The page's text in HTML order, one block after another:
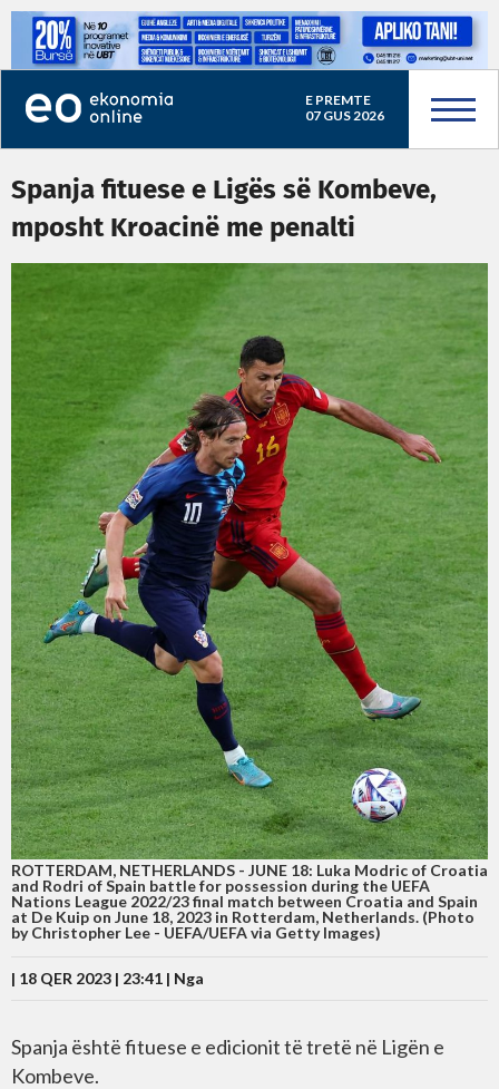
E PREMTE
07 GUS 2026
Spanja fituese e Ligës së Kombeve,
mposht Kroacinë me penalti
ROTTERDAM, NETHERLANDS - JUNE 18: Luka Modric of Croatia
and Rodri of Spain battle for possession during the UEFA
Nations League 2022/23 final match between Croatia and Spain
at De Kuip on June 18, 2023 in Rotterdam, Netherlands. (Photo
by Christopher Lee - UEFA/UEFA via Getty Images)
| 18 QER 2023 | 23:41 | Nga
Spanja është fituese e edicionit të tretë në Ligën e
Kombeve.